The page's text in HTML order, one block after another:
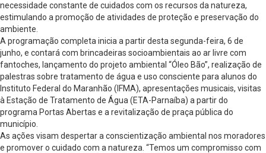
necessidade constante de cuidados com os recursos da natureza,
estimulando a promoção de atividades de proteção e preservação do
ambiente.
A programação completa inicia a partir desta segunda-feira, 6 de
junho, e contará com brincadeiras socioambientais ao ar livre com
fantoches, lançamento do projeto ambiental “Óleo Bão”, realização de
palestras sobre tratamento de água e uso consciente para alunos do
Instituto Federal do Maranhão (IFMA), apresentações musicais, visitas
à Estação de Tratamento de Água (ETA-Parnaíba) a partir do
programa Portas Abertas e a revitalização de praça pública do
município.
As ações visam despertar a conscientização ambiental nos moradores
e promover o cuidado com a natureza. “Temos um compromisso com